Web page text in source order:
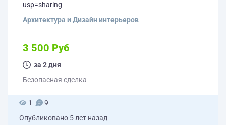
usp=sharing
Архитектура и Дизайн интерьеров
3 500 Руб
за 2 дня
Безопасная сделка
1
9
Опубликовано 5 лет назад